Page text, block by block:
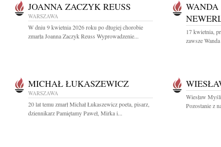
JOANNA ZACZYK REUSS
WARSZAWA
W dniu 9 kwietnia 2026 roku po długiej chorobie
zmarła Joanna Zaczyk Reuss Wyprowadzenie...
17 kwietnia,
zawsze
MICHAŁ ŁUKASZEWICZ
WARSZAWA
20 lat temu zmarł Michał Łukaszewicz poeta, pisarz,
dziennikarz Pamiętamy Paweł, Mirka i...
Wiesław
Pozostanie z